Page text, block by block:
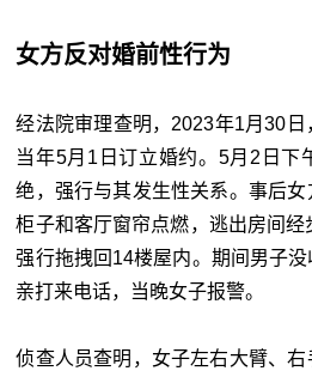
女方反对婚前性行为
经法院审理查明，2023年1月30日
当年5月1日订立婚约。5月2日下
绝，强行与其发生性关系。事后
柜子和客厅窗帘点燃，逃出房间
强行拖拽回14楼屋内。期间男子
亲打来电话，当晚女子报警。
侦查人员查明，女子左右大臂、